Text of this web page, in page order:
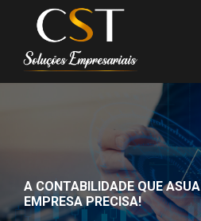
A CONTABILIDADE QUE ASUA
EMPRESA PRECISA!